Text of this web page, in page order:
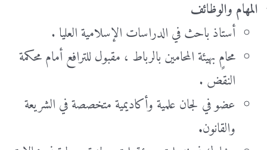
المهام والوظائف
أستاذ باحث في الدراسات الإسلامية العليا .
محامٍ بهيئة المحامين بالرباط ، مقبول للترافع أمام محكمة
النقض .
عضو في لجان علمية وأكاديمية متخصصة في الشريعة
والقانون.